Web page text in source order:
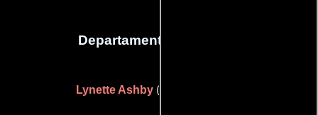
Departamento de reparto
Lynette Ashby(Casting de extras)